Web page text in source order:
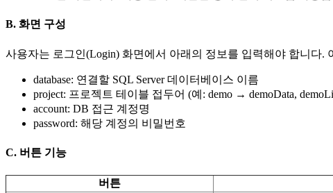
B. 화면 구성
사용자는 로그인(Login) 화면에서 아래의 정보를 입력해야 합니다.
database: 연결할 SQL Server 데이터베이스 이름
project: 프로젝트 테이블 접두어 (예: demo → demoData,
account: DB 접근 계정명
password: 해당 계정의 비밀번호
C. 버튼 기능
버튼